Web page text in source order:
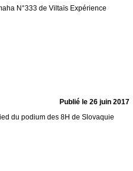
N°333 de Viltaïs Expérience
Publié le 26 juin 2017
du podium des 8H de Slovaquie